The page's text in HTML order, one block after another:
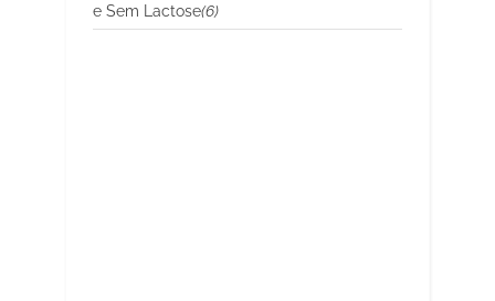
e Sem Lactose(6)